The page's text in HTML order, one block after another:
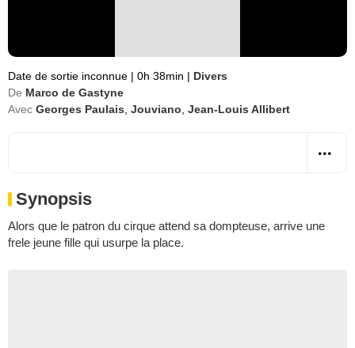
Date de sortie inconnue | 0h 38min | Divers
De Marco de Gastyne
Avec Georges Paulais Jouviano Jean-Louis Allibert
Synopsis
Alors que le patron du cirque attend sa dompteuse, arrive une
frele jeune fille qui usurpe la place.